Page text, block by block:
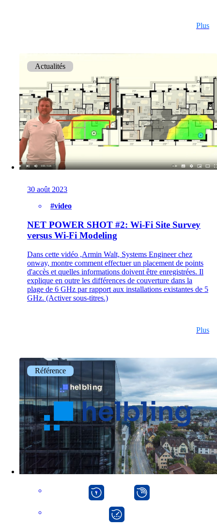
Retour
Entreprise
À propos d’onway
Vous trouverez ici quelques informations sur
notre entreprise.
Nos partenaires pour vos projets.
Équipe
Rencontrez notre équipe.
Intéressant également :
Mentions légales
Plus
Actualités
30 août 2023
#video
NET POWER SHOT #2: Wi-Fi Site Survey
versus Wi-Fi Modeling
Dans cette vidéo ,Armin Walt, Systems Engineer chez
onway, montre comment effectuer un placement de points
d'accès et quelles informations doivent être enregistrées. Il
explique en outre les différences de couverture dans la
plage de 6 GHz par rapport aux installations existantes de 5
GHz. (Activer sous-titres.)
Plus
Référence